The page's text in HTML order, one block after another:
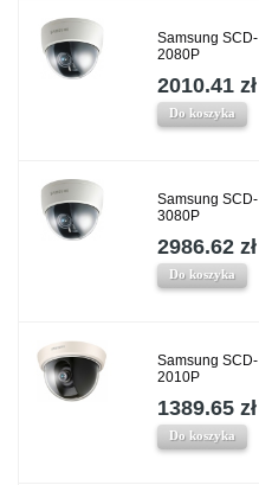
Samsung SCD-
2080P
2010.41 zł
Do koszyka
Samsung SCD-
3080P
2986.62 zł
Do koszyka
Samsung SCD-
2010P
1389.65 zł
Do koszyka